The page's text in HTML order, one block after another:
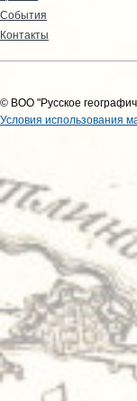
События
Контакты
© ВОО "Русское
Условия использования